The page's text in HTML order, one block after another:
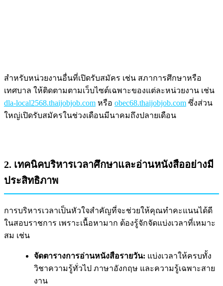
สำหรับหน่วยงานอื่นที่เปิดรับสมัคร เช่น สภาการศึกษาหรือ
เทศบาล ให้ติดตามตามเว็บไซต์เฉพาะของแต่ละหน่วยงาน เช่น
dla-local2568.thaijobjob.com หรือ obec68.thaijobjob.com ซึ่งส่วน
ใหญ่เปิดรับสมัครในช่วงเดือนมีนาคมถึงปลายเดือน
2. เทคนิคบริหารเวลาศึกษาและอ่านหนังสืออย่างมี
ประสิทธิภาพ
การบริหารเวลาเป็นหัวใจสำคัญที่จะช่วยให้คุณทำคะแนนได้ดี
ในสอบราชการ เพราะเนื้อหามาก ต้องรู้จักจัดแบ่งเวลาที่เหมาะ
สม เช่น
จัดตารางการอ่านหนังสือรายวัน: แบ่งเวลาให้ครบทั้ง
วิชาความรู้ทั่วไป ภาษาอังกฤษ และความรู้เฉพาะสาย
งาน